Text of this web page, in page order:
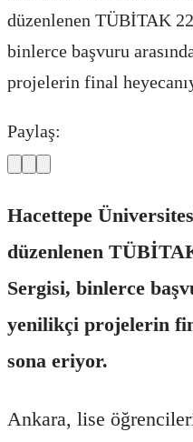
düzenlenen TÜBİTAK
binlerce başvuru
projelerin final
Paylaş:
Hacettepe
düzenlenen
Sergisi, binlerce
yenilikçi projelerin
sona eriyor.
Ankara, lise